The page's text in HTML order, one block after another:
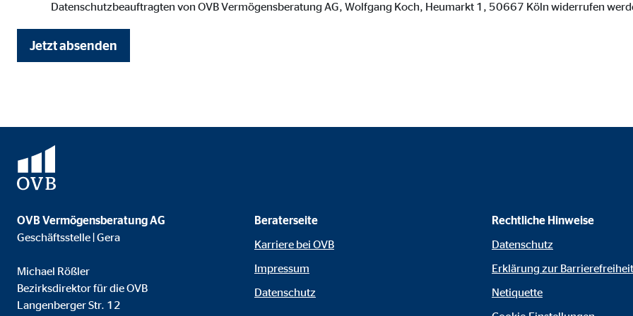
Datenschutzbeauftragten von OVB Vermögensberatung AG, Wolfgang Koch, Heumarkt 1, 50667 Köln widerrufen
Jetzt absenden
OVB Vermögensberatung AG
Geschäftsstelle | Gera
Michael Rößler
Bezirksdirektor für die OVB
Langenberger Str. 12
Beraterseite
Karriere bei OVB
Impressum
Datenschutz
Rechtliche Hinweise
Datenschutz
Erklärung zur Barrierefreiheit
Netiquette
Anbieter: Vimeo.com, Inc.